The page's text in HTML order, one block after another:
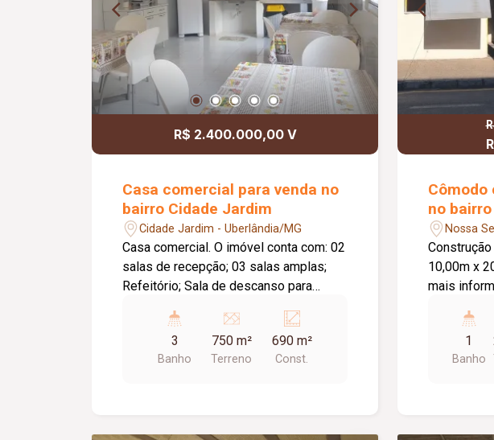
R$ 2.400.000,00 V
Casa comercial para venda no
bairro Cidade Jardim
Cidade Jardim - Uberlândia/MG
Casa comercial. O imóvel conta com: 02
salas de recepção; 03 salas amplas;
Refeitório; Sala de descanso para
externo; Garagem; Diferenciais:
Construção em alvenaria de alto padrão;
Piso em concreto usinado polido e
3
Banho
750 m²
Terreno
690 m²
Const.
Cômodo
no
Nossa
Construção
10,00m x
mais
corretores.
1
Banho